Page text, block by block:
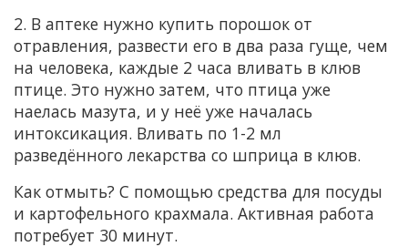
2. В аптеке нужно купить порошок от
отравления, развести его в два раза гуще, чем
на человека, каждые 2 часа вливать в клюв
птице. Это нужно затем, что птица уже
наелась мазута, и у неё уже началась
интоксикация. Вливать по 1-2 мл
разведённого лекарства со шприца в клюв.
Как отмыть? С помощью средства для посуды
и картофельного крахмала. Активная работа
потребует 30 минут.